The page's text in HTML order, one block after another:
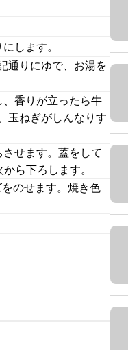
します。
通りにゆで、お湯を
香りが立ったら牛
玉ねぎがしんなりす
せます。蓋をして
ら下ろします。
のせます。焼き色